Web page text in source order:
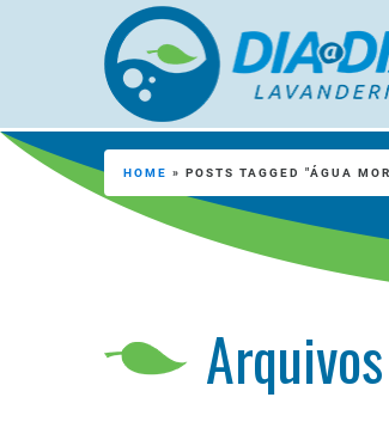
Arquivos
HOME » POSTS TAGGED "ÁGUA